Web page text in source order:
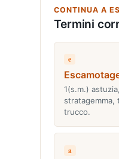
CONTINUA A
Termini
e
1(s.m.)
stratagemma,
trucco.
a